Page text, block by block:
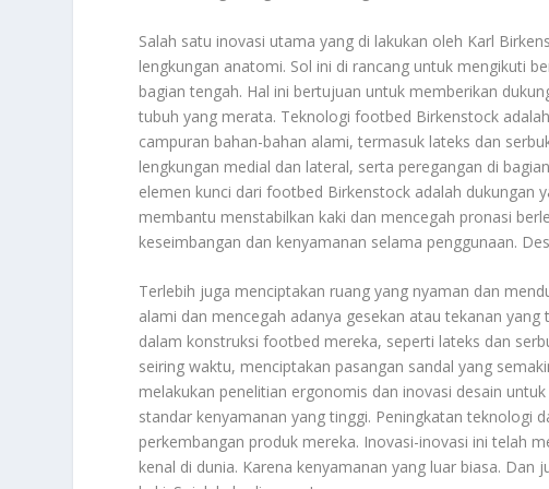
Salah satu inovasi utama yang di lakukan oleh Karl
lengkungan anatomi. Sol ini di rancang untuk mengikuti
bagian tengah. Hal ini bertujuan untuk memberikan
tubuh yang merata. Teknologi footbed Birkenstock
campuran bahan-bahan alami, termasuk lateks dan
lengkungan medial dan lateral, serta peregangan di
elemen kunci dari footbed Birkenstock adalah dukungan
membantu menstabilkan kaki dan mencegah pronasi
keseimbangan dan kenyamanan selama penggunaan.
Terlebih juga menciptakan ruang yang nyaman dan
alami dan mencegah adanya gesekan atau tekanan
dalam konstruksi footbed mereka, seperti lateks dan
seiring waktu, menciptakan pasangan sandal yang
melakukan penelitian ergonomis dan inovasi desain
standar kenyamanan yang tinggi. Peningkatan teknologi
perkembangan produk mereka. Inovasi-inovasi ini telah
kenal di dunia. Karena kenyamanan yang luar biasa.